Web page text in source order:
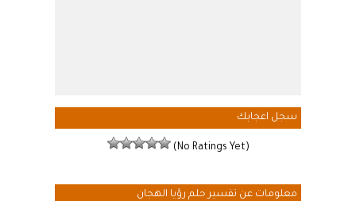
سجل اعجابك
(No Ratings Yet)
معلومات عن تفسير حلم رؤيا الهجان